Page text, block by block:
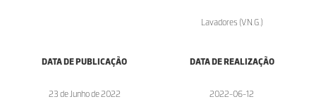
Lavadores (V.N.G.)
DATA DE PUBLICAÇÃO
23 de Junho de 2022
DATA DE REALIZAÇÃO
2022-06-12